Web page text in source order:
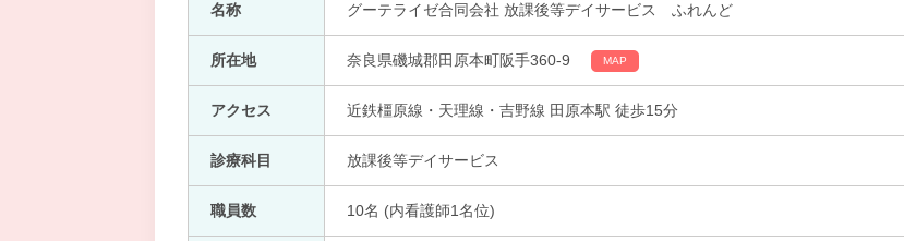
名称 グーテライゼ合同会社 放課後等デイサービス ふれんど
所在地 奈良県磯城郡田原本町阪手360-9 MAP
アクセス 近鉄橿原線・天理線・吉野線 田原本駅 徒歩15分
診療科目 放課後等デイサービス
職員数 10名 (内看護師1名位)